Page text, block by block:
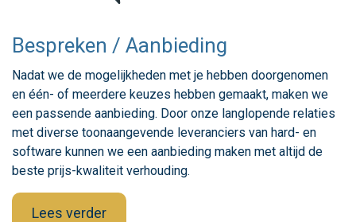
Bespreken / Aanbieding
Nadat we de mogelijkheden met je hebben doorgenomen
en één- of meerdere keuzes hebben gemaakt, maken we
een passende aanbieding. Door onze langlopende relaties
met diverse toonaangevende leveranciers van hard- en
software kunnen we een aanbieding maken met altijd de
beste prijs-kwaliteit verhouding.
Lees verder